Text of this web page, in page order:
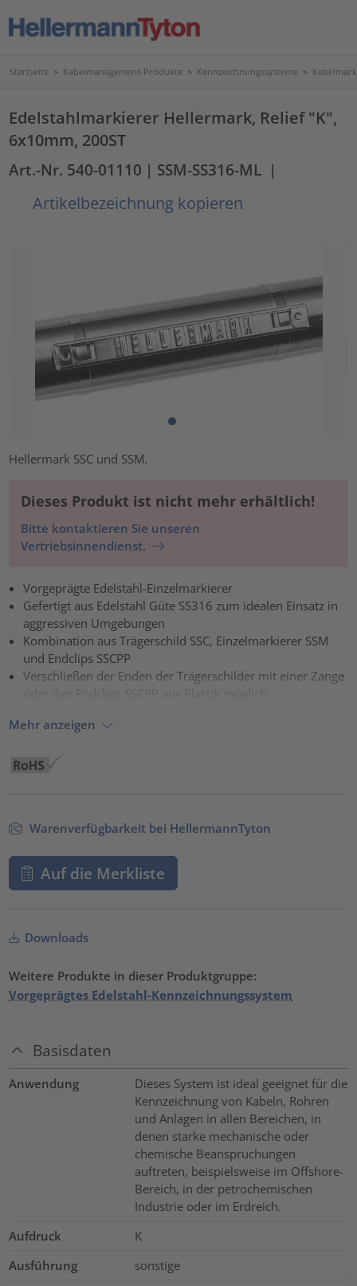
Startseite > Kabelmanagement-Produkte > Kennzeichnungssysteme >
Edelstahlmarkierer Hellermark, Relief "K",
6x10mm, 200ST
Art.-Nr. 540-01110 | SSM-SS316-ML |
Artikelbezeichnung kopieren
Hellermark SSC und SSM.
Dieses Produkt ist nicht mehr erhältlich!
Bitte kontaktieren Sie unseren
Vertriebsinnendienst.
Vorgeprägte Edelstahl-Einzelmarkierer
Gefertigt aus Edelstahl Güte SS316 zum idealen Einsatz in
aggressiven Umgebungen
Kombination aus Trägerschild SSC, Einzelmarkierer SSM
und Endclips SSCPP
Verschließen der Enden der Trägerschilder mit einer Zange
Mehr anzeigen
Warenverfügbarkeit bei HellermannTyton
Auf die Merkliste
Downloads
Weitere Produkte in dieser Produktgruppe:
Vorgeprägtes Edelstahl-Kennzeichnungssystem
Basisdaten
Anwendung
Dieses System ist ideal geeignet für die
Kennzeichnung von Kabeln, Rohren
und Anlagen in allen Bereichen, in
denen starke mechanische oder
chemische Beanspruchungen
auftreten, beispielsweise im Offshore-
Bereich, in der petrochemischen
Industrie oder im Erdreich.
Aufdruck
K
Ausführung
sonstige